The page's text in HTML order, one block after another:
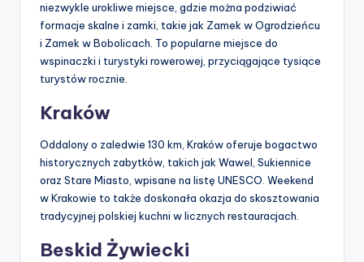
niezwykle urokliwe miejsce, gdzie można podziwiać
formacje skalne i zamki, takie jak Zamek w Ogrodzieńcu
i Zamek w Bobolicach. To popularne miejsce do
wspinaczki i turystyki rowerowej, przyciągające tysiące
turystów rocznie.
Kraków
Oddalony o zaledwie 130 km, Kraków oferuje bogactwo
historycznych zabytków, takich jak Wawel, Sukiennice
oraz Stare Miasto, wpisane na listę UNESCO. Weekend
w Krakowie to także doskonała okazja do skosztowania
tradycyjnej polskiej kuchni w licznych restauracjach.
Beskid Żywiecki